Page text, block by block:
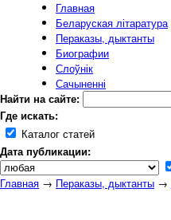
Главная
Беларуская літаратура
Пераказы, дыктанты
Биографии
Слоўнік
Сачыненні
Найти на сайте:
Где искать:
Каталог статей
Дата публикации:
Главная → Пераказы, дыктанты →